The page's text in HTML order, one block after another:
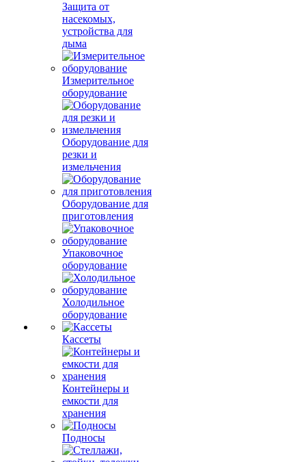
Защита от
насекомых,
устройства для
дыма
Измерительное
оборудование
Оборудование для
резки и
измельчения
Оборудование для
приготовления
Упаковочное
оборудование
Холодильное
оборудование
Кассеты
Контейнеры и
емкости для
хранения
Подносы